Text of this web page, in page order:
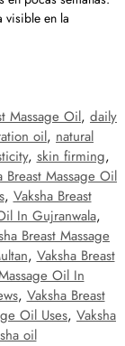
visible en la
Massage Oil, daily
oil, natural
, skin firming,
Breast Massage Oil
, Vaksha Breast
In Gujranwala,
Breast Massage
, Vaksha Breast
Oil In
, Vaksha Breast
Oil Uses, Vaksha
oil